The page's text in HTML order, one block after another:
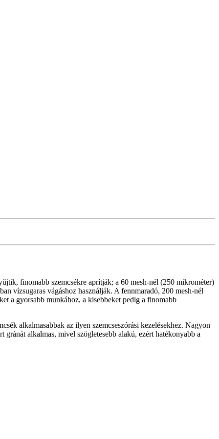
finomabb szemcsékre aprítják; a 60 mesh-nél (250 mikrométer)
vízsugaras vágáshoz használják. A fennmaradó, 200 mesh-nél
a gyorsabb munkához, a kisebbeket pedig a finomabb
alkalmasabbak az ilyen szemcseszórási kezelésekhez. Nagyon
alkalmas, mivel szögletesebb alakú, ezért hatékonyabb a